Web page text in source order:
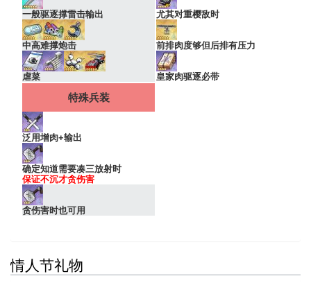
一般驱逐撑雷击输出
中高难撑炮击
虐菜
尤其对重樱敌时
前排肉度够但后排有压力
皇家肉驱逐必带
特殊兵装
泛用增肉+输出
确定知道需要凑三放射时
保证不沉才贪伤害
贪伤害时也可用
情人节礼物